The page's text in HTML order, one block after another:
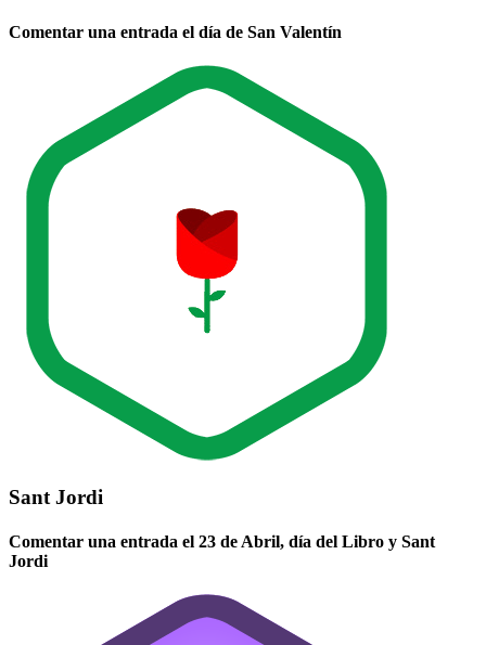
Comentar una entrada el día de San Valentín
Sant Jordi
Comentar una entrada el 23 de Abril, día del Libro y Sant
Jordi